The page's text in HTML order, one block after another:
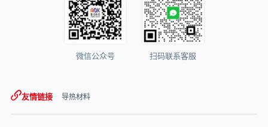
友情链接 导热材料
微信公众号 扫码联系客服